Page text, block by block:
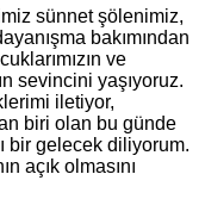
sünnet şölenimiz,
bakımından
ve
sevincini yaşıyoruz.
iletiyor,
biri olan bu günde
bir gelecek diliyorum.
açık olmasını